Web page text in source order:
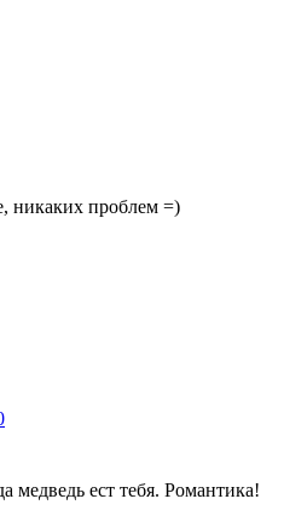
никаких проблем =)
медведь ест тебя. Романтика!